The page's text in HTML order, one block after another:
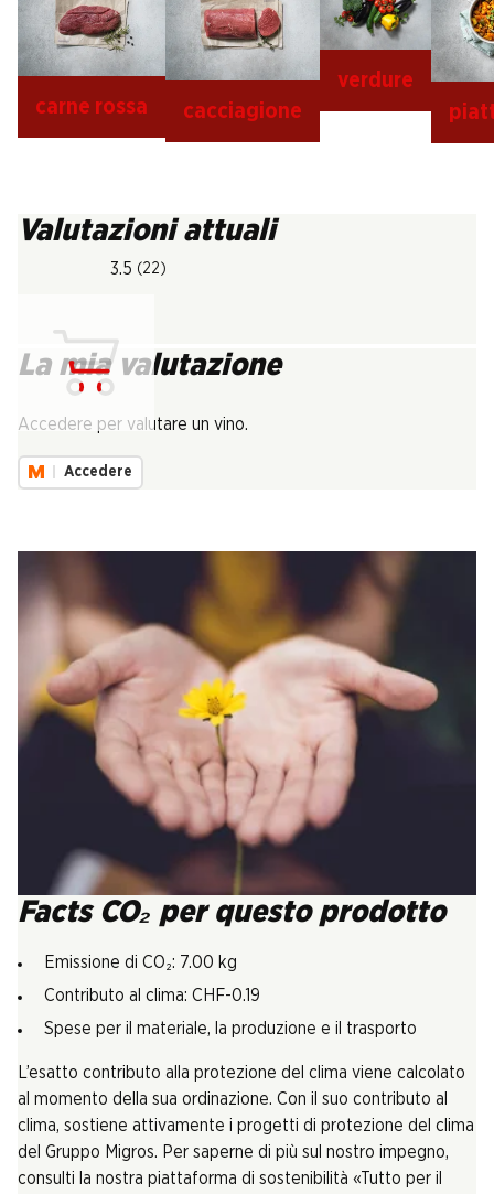
carne rossa cacciagione
verdure
Valutazioni attuali
3.5 (22)
La mia valutazione
Accedere per valutare un vino.
Accedere
Facts CO₂ per questo prodotto
Emissione di CO₂: 7.00 kg
Contributo al clima: CHF-0.19
Spese per il materiale, la produzione e il trasporto
L’esatto contributo alla protezione del clima viene calcolato
al momento della sua ordinazione. Con il suo contributo al
clima, sostiene attivamente i progetti di protezione del clima
del Gruppo Migros. Per saperne di più sul nostro impegno,
consulti la nostra piattaforma di sostenibilità «Tutto per il